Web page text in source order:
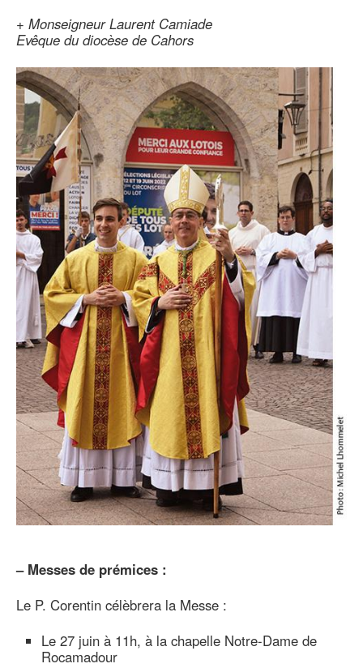
+ Monseigneur Laurent Camiade
Evêque du diocèse de Cahors
– Messes de prémices :
Le P. Corentin célèbrera la Messe :
Le 27 juin à 11h, à la chapelle Notre-Dame de
Rocamadour